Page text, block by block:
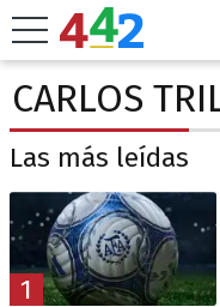
CARLOS
Las más leídas
1